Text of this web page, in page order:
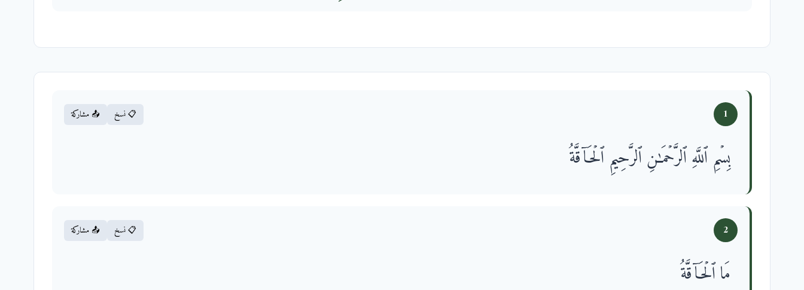
1 📋 نسخ 📤 مشاركة
بِسۡمِ ٱللَّهِ ٱلرَّحۡمَـٰنِ ٱلرَّحِیمِ ٱلۡحَاۤقَّةُ
2 📋 نسخ 📤 مشاركة
مَا ٱلۡحَاۤقَّةُ